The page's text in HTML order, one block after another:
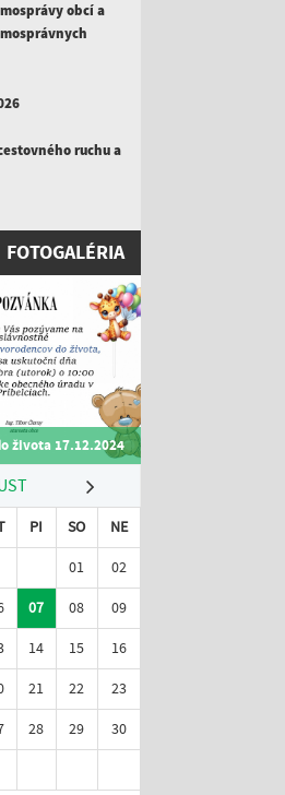
obcí a
ruchu a
FOTOGALÉRIA
života 17.12.2024
PI SO
NE
01
02
07 08
09
14 15
16
21 22
23
28 29
30